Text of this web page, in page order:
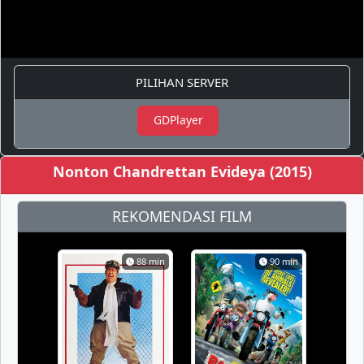
PILIHAN SERVER
GDPlayer
Nonton Chandrettan Evideya (2015)
REKOMENDASI FILM
88 min 90 min